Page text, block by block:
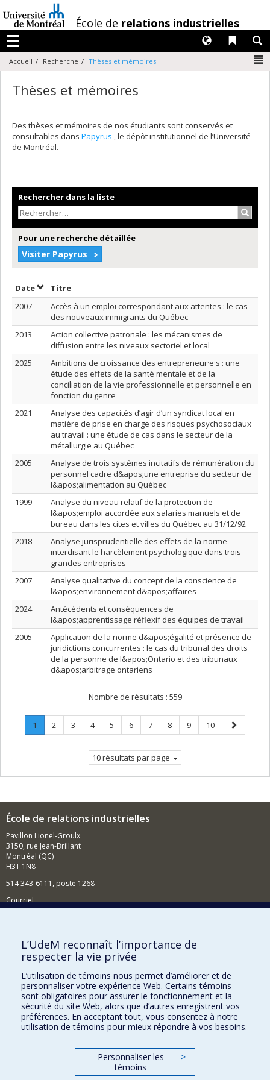
au
contenu
/École de relations industrielles
Menu
Liens
Langues
Accueil Recherche Thèses et mémoires
Thèses et mémoires
Des thèses et mémoires de nos étudiants sont conservés et
consultables dans Papyrus , le dépôt institutionnel de l’Université
de Montréal.
Rechercher dans la liste
Pour une recherche détaillée
Visiter Papyrus
DateTrier par date en ordre croissant
Titre
2007
Accès à un emploi correspondant aux attentes : le cas
des nouveaux immigrants du Québec
2013
Action collective patronale : les mécanismes de
diffusion entre les niveaux sectoriel et local
2025
Ambitions de croissance des entrepreneur·e·s : une
étude des effets de la santé mentale et de la
conciliation de la vie professionnelle et personnelle en
fonction du genre
2021
Analyse des capacités d’agir d’un syndicat local en
matière de prise en charge des risques psychosociaux
au travail : une étude de cas dans le secteur de la
métallurgie au Québec
2005
Analyse de trois systèmes incitatifs de rémunération du
personnel cadre d&apos;une entreprise du secteur de
l&apos;alimentation au Québec
1999
Analyse du niveau relatif de la protection de
l&apos;emploi accordée aux salaries manuels et de
bureau dans les cites et villes du Québec au 31/12/92
2018
Analyse jurisprudentielle des effets de la norme
interdisant le harcèlement psychologique dans trois
grandes entreprises
2007
Analyse qualitative du concept de la conscience de
l&apos;environnement d&apos;affaires
2024
Antécédents et conséquences de
l&apos;apprentissage réflexif des équipes de travail
2005
Application de la norme d&apos;égalité et présence de
juridictions concurrentes : le cas du tribunal des droits
de la personne de l&apos;Ontario et des tribunaux
d&apos;arbitrage ontariens
Nombre de résultats : 559
Page
1
Page
Page
2 Page
3 Page
4 Page
5 Page
6 Page
7 Page
8 Page
9 Page
10
Page
suivante
10 résultats par page
École de relations industrielles
Pavillon Lionel-Groulx
3150, rue Jean-Brillant
Montréal (QC)
H3T 1N8
514 343-6111, poste 1268
Courriel
Comment soutenir l'École?
BESOIN D'AIDE?
Plan du site
Signaler une erreur
Accessibilité
FACULTÉ DES ARTS ET DES SCIENCES
Nos départements et écoles
L’UdeM reconnaît l’importance de
respecter la vie privée
L’utilisation de témoins nous permet d’améliorer et de
personnaliser votre expérience Web. Certains témoins
sont obligatoires pour assurer le fonctionnement et la
sécurité du site Web, alors que d’autres enregistrent vos
préférences. En acceptant tout, vous consentez à notre
utilisation de témoins pour mieux répondre à vos besoins.
Personnaliser les
témoins
>